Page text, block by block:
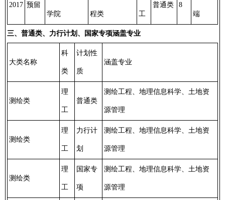
2017 预留
学院 程类 工
普通类 8
端
三、普通类、力行计划、国家专项涵盖专业
大类名称
科
类
计划性
质
涵盖专业
测绘类
理
工
普通类
测绘工程、地理信息科学、土地资
源管理
测绘类
理
工
力行计
划
测绘工程、地理信息科学、土地资
源管理
测绘类
理
工
国家专
项
测绘工程、地理信息科学、土地资
源管理